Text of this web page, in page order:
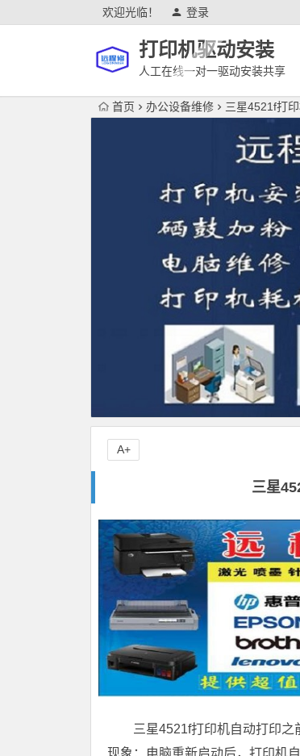
欢迎光临！ 登录
打印机驱动安装
人工在线一对一驱动安装共享
首页 办公设备维修 三星4521f打
三星
A+
三星4521f打印机自动打印之
现象：电脑重新启动后，打印机